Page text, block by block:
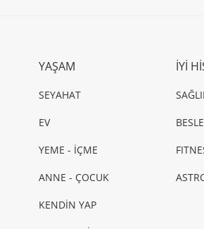
YAŞAM
SEYAHAT
EV
YEME - İÇME
ANNE - ÇOCUK
KENDİN YAP
İYİ